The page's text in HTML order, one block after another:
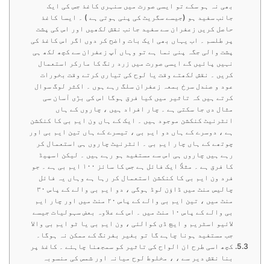
بھی نہ ہو سکے تو ایسی صورت میں سنہری کاغذ جس کی ایک
جانب سفید ہو (جیسے سگریٹ کی پنی ہوتی ہے ) ۔ ایسا کاغذ
حاصل کریں زعفران سے سفید جانب نقش لکھیں اور اس کی پشت
پر طلسم ۔ اب یہاں بھی ایک بات واضح کر دوں اگر اس کاغذ کی
پشت والی جگہ پنی نما ہے تو وہاں آپ زعفران سے کچھ لکھ ہی
نہیں پائیں گے ایسی صورت میں زرد رنگ کا مارکر استعمال
کریں ۔ نقش لکھتے وقت یا لوح کی تیاری کرتے وقت بخورات
عود و صندل سرخ بمعہ زعفران سلگ رہے ہوں ۔ اکثر لوگ سوال
کرتے ہیں کہ تاثیر میں کیا فرق ہوگا اس کی بڑی آسان سی
مثال دی جا سکتی ہے ۔ چار افراد ہیں ، چاروں کے ہاں
انٹرنیٹ کنکشن موجود ہیں ۔ ایک کے ہاں ون ایم بی کا کنکشن
ہے ، دوسرے کے ہاں دو ایم بی ، تیسرے کے ہاں تین ایم بی اور
چوتھے کے ہاں چار ایم بی ۔ انٹرنیٹ چاروں ہی استعمال کر
رہے ہیں چاروں ہی اس سے مستفید ہو رہے ہیں ۔ لیکن اسپیڈ
کا فرق ہے ۔ مثلاً ایک فائل ہے جس کا سائز ۱۰۰ ایم بی ہے ۔ جو
فرد ون ایم بی کا کنکشن استعمال کر رہا ہے وہاں یہ فائل
چالیس منٹ میں ڈاؤن لوڈ ہوگی ، دو ایم بی والے کے پاس ۳۰
منٹ میں ، تین ایم بی والے کے پاس ۲۰ منٹ میں اور چار ایم
بی والے کے پاس ۱۰ منٹ میں ۔ اس کے علاوہ بعض سہولیات جیسے
لائیو اسٹریم و ایچ ڈی کوالئی ، ون ایم بی یا ٹو ایم بی والا
جب مستفید ہونا چاہے گا تو بغیر بفرنگ کے ممکن نہ ہوگا۔
کچھ اسی طرح ان الواح کی تاثیر کو سمجھنا چاہئے ۔ کاغذ پر
بنا نقش دیر سے ، ، مخلوط لوح میانہ اور شمس کی منسوبہ